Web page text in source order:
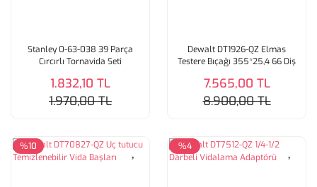
Stanley 0-63-038 39 Parça
Cırcırlı Tornavida Seti
1.832,10 TL
1.970,00 TL
Dewalt DT1926-QZ Elmas
Testere Bıçağı 355*25,4 66 Diş
7.565,00 TL
8.900,00 TL
%10 %4